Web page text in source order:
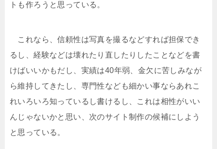
トも作ろうと思っている。
これなら、信頼性は写真を撮るなどすれば担保でき
るし、経験などは壊れたり直したりしたことなどを書
けばいいかもだし、実績は40年弱、金欠に苦しみなが
ら維持してきたし、専門性なども細かい事ならあれこ
れいろいろ知っているし書けるし、これは相性がいい
んじゃないかと思い、次のサイト制作の候補にしよう
と思っている。